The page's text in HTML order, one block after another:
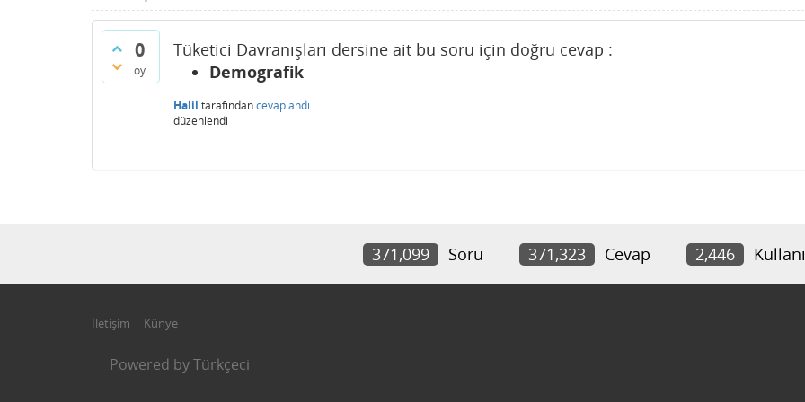
0
oy
Tüketici Davranışları dersine ait bu soru için doğru cevap :
Demografik
Halil tarafındancevaplandı
düzenlendi
371,099 Soru 371,323 Cevap 2,446
İletişim Künye
Powered byTürkçeci